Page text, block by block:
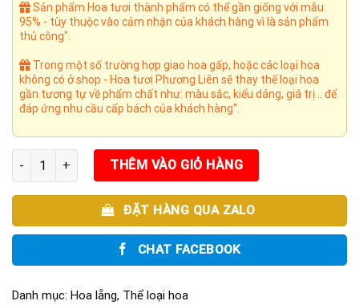
Sản phẩm Hoa tươi thành phẩm có thể gần giống với mẫu
95% - tùy thuộc vào cảm nhận của khách hàng vì là sản phẩm
thủ công".
Trong một số trường hợp giao hoa gấp, hoặc các loại hoa
không có ở shop - Hoa tươi Phương Liên sẽ thay thế loại hoa
gần tương tự về phẩm chất như: màu sắc, kiểu dáng, giá trị .. để
đáp ứng nhu cầu cấp bách của khách hàng".
Khúc ca vàng số lượngTHÊM VÀO GIỎ HÀNG
ĐẶT HÀNG QUA ZALO
CHAT FACEBOOK
Danh mục: Hoa lẵng, Thể loại hoa